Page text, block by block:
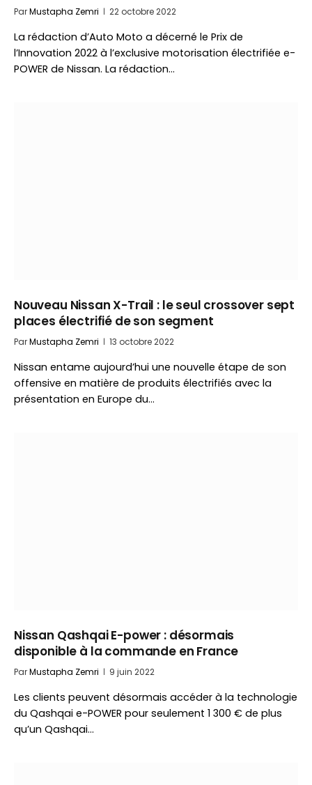
ParMustapha Zemri 22 octobre 2022
La rédaction d’Auto Moto a décerné le Prix de
l’Innovation 2022 à l’exclusive motorisation électrifiée e-
POWER de Nissan. La rédaction…
Nouveau Nissan X-Trail : le seul crossover sept
places électrifié de son segment
ParMustapha Zemri 13 octobre 2022
Nissan entame aujourd’hui une nouvelle étape de son
offensive en matière de produits électrifiés avec la
présentation en Europe du…
Nissan Qashqai E-power : désormais
disponible à la commande en France
ParMustapha Zemri 9 juin 2022
Les clients peuvent désormais accéder à la technologie
du Qashqai e-POWER pour seulement 1 300 € de plus
qu’un Qashqai…